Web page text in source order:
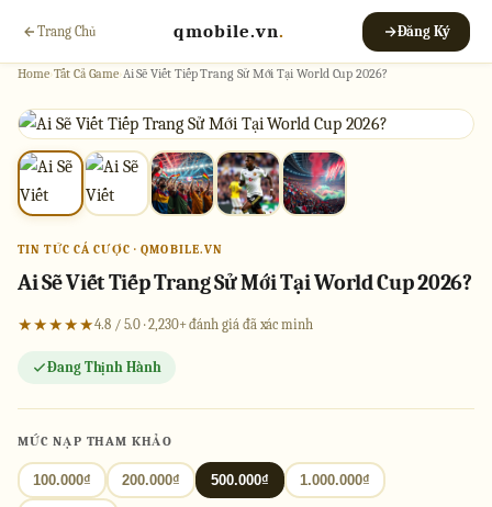
Trang Chủ qmobile.vn. Đăng Ký
Home›Tất Cả Game›Ai Sẽ Viết Tiếp Trang Sử Mới Tại World Cup 2026?
TIN TỨC CÁ CƯỢC · QMOBILE.VN
Ai Sẽ Viết Tiếp Trang Sử Mới Tại World Cup 2026?
★★★★★4.8 / 5.0 · 2,230+ đánh giá đã xác minh
Đang Thịnh Hành
MỨC NẠP THAM KHẢO
100.000₫ 200.000₫ 500.000₫ 1.000.000₫